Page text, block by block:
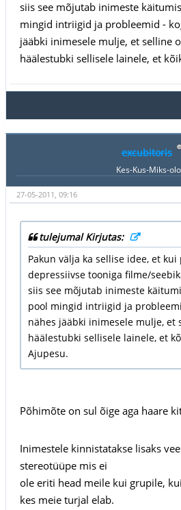
siis see mõjutab inimeste
mingid intriigid ja probleemid -
jääbki inimesele mulje, et selline
häälestubki sellisele lainele, et
excubitoris
Kes-Kus-Miks-
27-05-2011, 09:16
tulejumal Kirjutas:
Pakun välja ka sellise idee, et
depressiivse tooniga filme/
siis see mõjutab inimeste
pool mingid intriigid ja
nähes jääbki inimesele mulje, et
häälestubki sellisele lainele, et
Ajupesu.
Põhimõte on sul õige aga haare
Inimestele kinnistatakse lisaks
stereotüüpe mis ei
ole eriti head meile kui grupile,
kes meie turjal elab.